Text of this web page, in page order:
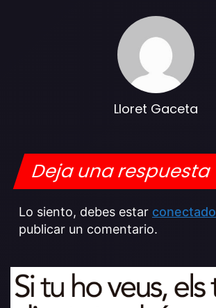
Lloret Gaceta
Deja una respuesta
Lo siento, debes estar conectado
publicar un comentario.